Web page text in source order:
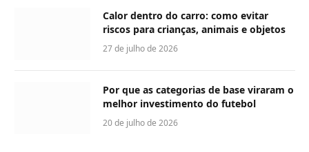
Calor dentro do carro: como evitar
riscos para crianças, animais e objetos
27 de julho de 2026
Por que as categorias de base viraram o
melhor investimento do futebol
20 de julho de 2026